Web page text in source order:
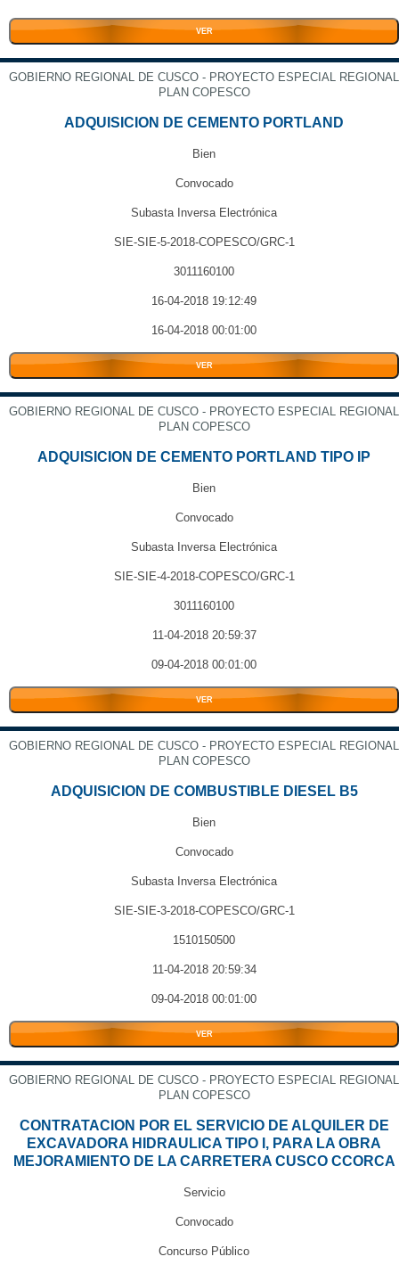
VER
GOBIERNO REGIONAL DE CUSCO - PROYECTO ESPECIAL REGIONAL
PLAN COPESCO
ADQUISICION DE CEMENTO PORTLAND
Bien
Convocado
Subasta Inversa Electrónica
SIE-SIE-5-2018-COPESCO/GRC-1
3011160100
16-04-2018 19:12:49
16-04-2018 00:01:00
VER
GOBIERNO REGIONAL DE CUSCO - PROYECTO ESPECIAL REGIONAL
PLAN COPESCO
ADQUISICION DE CEMENTO PORTLAND TIPO IP
Bien
Convocado
Subasta Inversa Electrónica
SIE-SIE-4-2018-COPESCO/GRC-1
3011160100
11-04-2018 20:59:37
09-04-2018 00:01:00
VER
GOBIERNO REGIONAL DE CUSCO - PROYECTO ESPECIAL REGIONAL
PLAN COPESCO
ADQUISICION DE COMBUSTIBLE DIESEL B5
Bien
Convocado
Subasta Inversa Electrónica
SIE-SIE-3-2018-COPESCO/GRC-1
1510150500
11-04-2018 20:59:34
09-04-2018 00:01:00
VER
GOBIERNO REGIONAL DE CUSCO - PROYECTO ESPECIAL REGIONAL
PLAN COPESCO
CONTRATACION POR EL SERVICIO DE ALQUILER DE
EXCAVADORA HIDRAULICA TIPO I, PARA LA OBRA
MEJORAMIENTO DE LA CARRETERA CUSCO CCORCA
Servicio
Convocado
Concurso Público